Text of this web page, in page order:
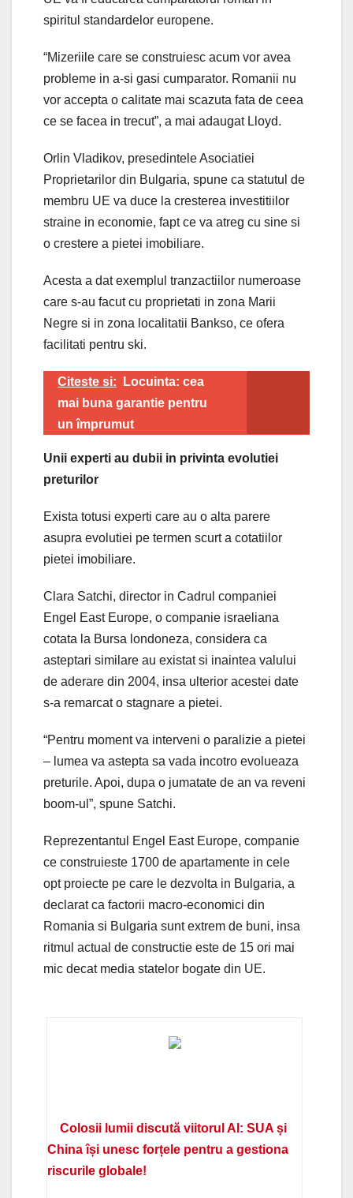
spiritul standardelor europene.
“Mizeriile care se construiesc acum vor avea
probleme in a-si gasi cumparator. Romanii nu
vor accepta o calitate mai scazuta fata de ceea
ce se facea in trecut”, a mai adaugat Lloyd.
Orlin Vladikov, presedintele Asociatiei
Proprietarilor din Bulgaria, spune ca statutul de
membru UE va duce la cresterea investitiilor
straine in economie, fapt ce va atreg cu sine si
o crestere a pietei imobiliare.
Acesta a dat exemplul tranzactiilor numeroase
care s-au facut cu proprietati in zona Marii
Negre si in zona localitatii Bankso, ce ofera
facilitati pentru ski.
Citeste si:
Locuinta: cea
mai buna garantie pentru
un împrumut
Unii experti au dubii in privinta evolutiei
preturilor
Exista totusi experti care au o alta parere
asupra evolutiei pe termen scurt a cotatiilor
pietei imobiliare.
Clara Satchi, director in Cadrul companiei
Engel East Europe, o companie israeliana
cotata la Bursa londoneza, considera ca
asteptari similare au existat si inaintea valului
de aderare din 2004, insa ulterior acestei date
s-a remarcat o stagnare a pietei.
“Pentru moment va interveni o paralizie a pietei
– lumea va astepta sa vada incotro evolueaza
preturile. Apoi, dupa o jumatate de an va reveni
boom-ul”, spune Satchi.
Reprezentantul Engel East Europe, companie
ce construieste 1700 de apartamente in cele
opt proiecte pe care le dezvolta in Bulgaria, a
declarat ca factorii macro-economici din
Romania si Bulgaria sunt extrem de buni, insa
ritmul actual de constructie este de 15 ori mai
mic decat media statelor bogate din UE.
Colosii lumii discută viitorul AI: SUA și
China își unesc forțele pentru a gestiona
riscurile globale!